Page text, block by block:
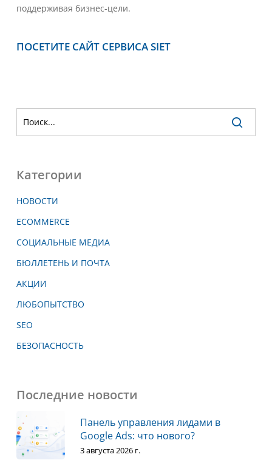
поддерживая бизнес-цели.
ПОСЕТИТЕ САЙТ СЕРВИСА SIET
Категории
НОВОСТИ
ECOMMERCE
СОЦИАЛЬНЫЕ МЕДИА
БЮЛЛЕТЕНЬ И ПОЧТА
АКЦИИ
ЛЮБОПЫТСТВО
SEO
БЕЗОПАСНОСТЬ
Последние новости
Панель управления лидами в
Google Ads: что нового?
3 августа 2026 г.